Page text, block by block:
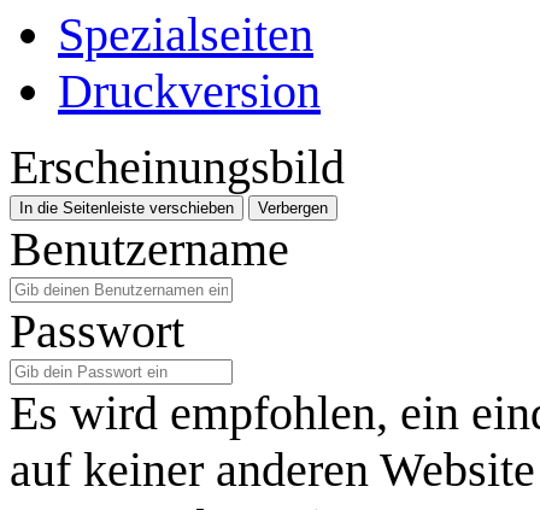
Spezialseiten
Druckversion
Erscheinungsbild
In die Seitenleiste verschieben Verbergen
Benutzername
Passwort
Es wird empfohlen, ein
auf keiner anderen